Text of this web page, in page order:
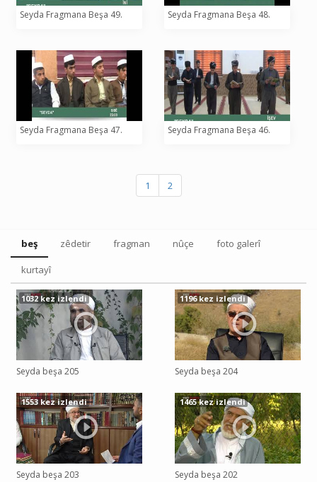
Seyda Fragmana Beşa 49. Seyda Fragmana Beşa 48.
Seyda Fragmana Beşa 47. Seyda Fragmana Beşa 46.
1 2
beş zêdetir fragman nûçe foto galerî
kurtayî
Seyda beşa 205
1032 kez izlendi
Seyda beşa 204
1196 kez izlendi
Seyda beşa 203
1553 kez izlendi
Seyda beşa 202
1465 kez izlendi